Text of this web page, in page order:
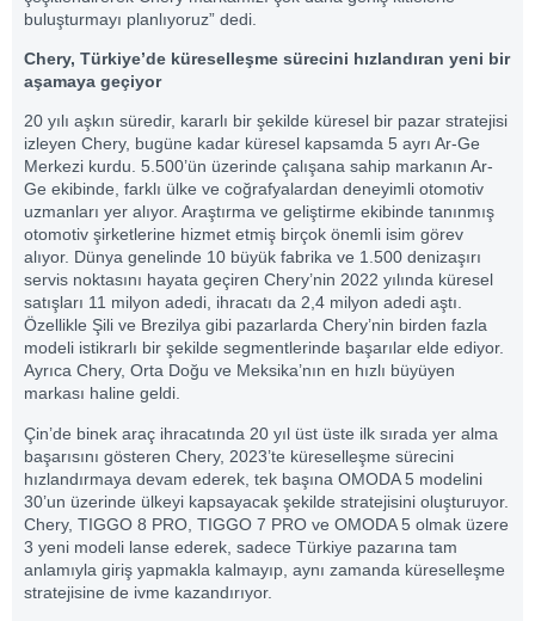
buluşturmayı planlıyoruz” dedi.
Chery, Türkiye’de küreselleşme sürecini hızlandıran yeni bir
aşamaya geçiyor
20 yılı aşkın süredir, kararlı bir şekilde küresel bir pazar stratejisi
izleyen Chery, bugüne kadar küresel kapsamda 5 ayrı Ar-Ge
Merkezi kurdu. 5.500’ün üzerinde çalışana sahip markanın Ar-
Ge ekibinde, farklı ülke ve coğrafyalardan deneyimli otomotiv
uzmanları yer alıyor. Araştırma ve geliştirme ekibinde tanınmış
otomotiv şirketlerine hizmet etmiş birçok önemli isim görev
alıyor. Dünya genelinde 10 büyük fabrika ve 1.500 denizaşırı
servis noktasını hayata geçiren Chery’nin 2022 yılında küresel
satışları 11 milyon adedi, ihracatı da 2,4 milyon adedi aştı.
Özellikle Şili ve Brezilya gibi pazarlarda Chery’nin birden fazla
modeli istikrarlı bir şekilde segmentlerinde başarılar elde ediyor.
Ayrıca Chery, Orta Doğu ve Meksika’nın en hızlı büyüyen
markası haline geldi.
Çin’de binek araç ihracatında 20 yıl üst üste ilk sırada yer alma
başarısını gösteren Chery, 2023’te küreselleşme sürecini
hızlandırmaya devam ederek, tek başına OMODA 5 modelini
30’un üzerinde ülkeyi kapsayacak şekilde stratejisini oluşturuyor.
Chery, TIGGO 8 PRO, TIGGO 7 PRO ve OMODA 5 olmak üzere
3 yeni modeli lanse ederek, sadece Türkiye pazarına tam
anlamıyla giriş yapmakla kalmayıp, aynı zamanda küreselleşme
stratejisine de ivme kazandırıyor.